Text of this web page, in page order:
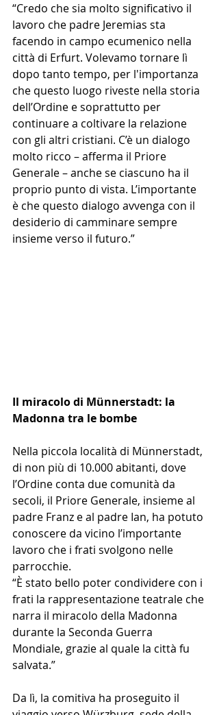
“Credo che sia molto significativo il
lavoro che padre Jeremias sta
facendo in campo ecumenico nella
città di Erfurt. Volevamo tornare lì
dopo tanto tempo, per l'importanza
che questo luogo riveste nella storia
dell’Ordine e soprattutto per
continuare a coltivare la relazione
con gli altri cristiani. C’è un dialogo
molto ricco – afferma il Priore
Generale – anche se ciascuno ha il
proprio punto di vista. L’importante
è che questo dialogo avvenga con il
desiderio di camminare sempre
insieme verso il futuro.”
Il miracolo di Münnerstadt: la
Madonna tra le bombe
Nella piccola località di Münnerstadt,
di non più di 10.000 abitanti, dove
l’Ordine conta due comunità da
secoli, il Priore Generale, insieme al
padre Franz e al padre Ian, ha potuto
conoscere da vicino l’importante
lavoro che i frati svolgono nelle
parrocchie.
“È stato bello poter condividere con i
frati la rappresentazione teatrale che
narra il miracolo della Madonna
durante la Seconda Guerra
Mondiale, grazie al quale la città fu
salvata.”
Da lì, la comitiva ha proseguito il